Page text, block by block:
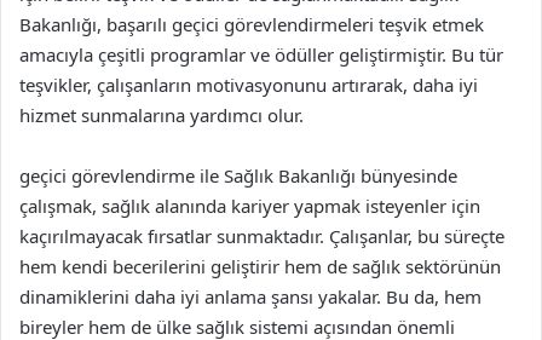
Bakanlığı, başarılı geçici görevlendirmeleri teşvik etmek
amacıyla çeşitli programlar ve ödüller geliştirmiştir. Bu tür
teşvikler, çalışanların motivasyonunu artırarak, daha iyi
hizmet sunmalarına yardımcı olur.
geçici görevlendirme ile Sağlık Bakanlığı bünyesinde
çalışmak, sağlık alanında kariyer yapmak isteyenler için
kaçırılmayacak fırsatlar sunmaktadır. Çalışanlar, bu süreçte
hem kendi becerilerini geliştirir hem de sağlık sektörünün
dinamiklerini daha iyi anlama şansı yakalar. Bu da, hem
bireyler hem de ülke sağlık sistemi açısından önemli